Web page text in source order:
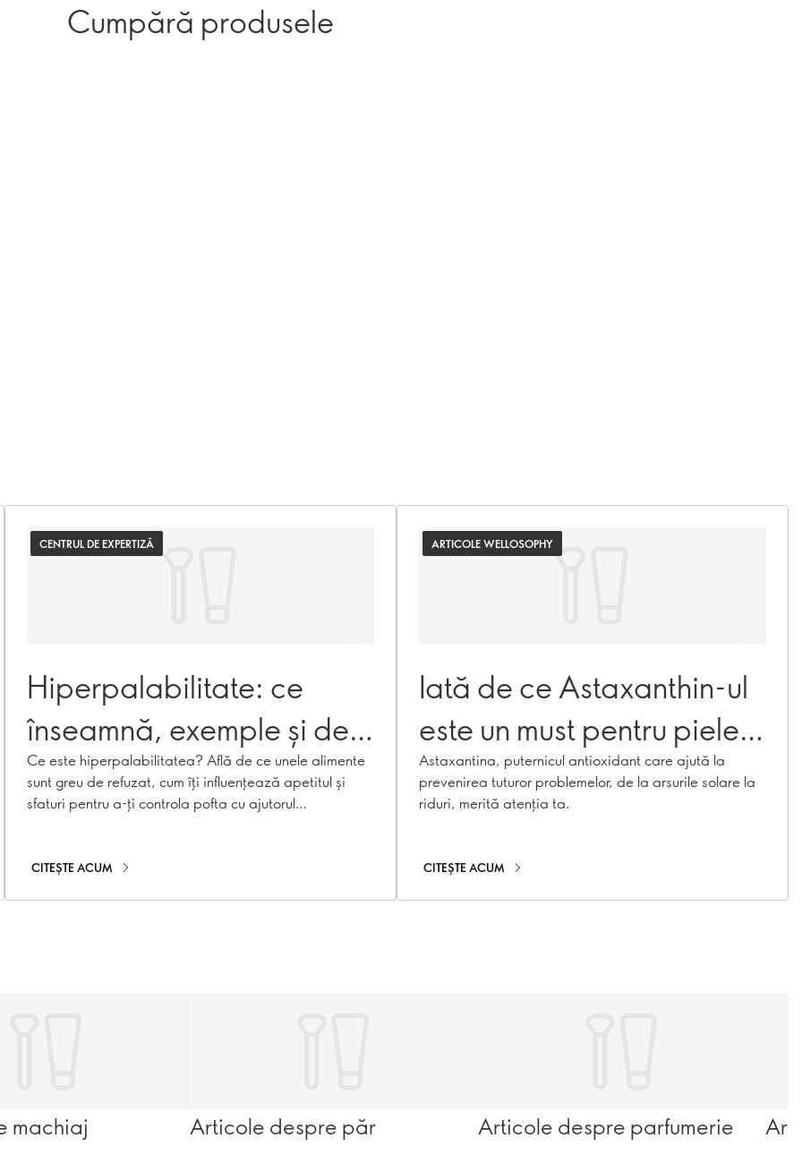
Cumpără produsele
CENTRUL DE EXPERTIZĂ
Hiperpalabilitate: ce
înseamnă, exemple și de
ce nu te poți opri din
mâncat
Ce este hiperpalabilitatea? Află de ce unele alimente
sunt greu de refuzat, cum îți influențează apetitul și
sfaturi pentru a-ți controla pofta cu ajutorul
CITEȘTE ACUM
ARTICOLE WELLOSOPHY
Iată de ce Astaxanthin-ul
este un must pentru pielea
sănătoasă
Astaxantina, puternicul antioxidant care ajută la
prevenirea tuturor problemelor, de la arsurile solare la
riduri, merită atenția ta.
CITEȘTE ACUM
machiaj Articole despre păr Articole despre parfumerie